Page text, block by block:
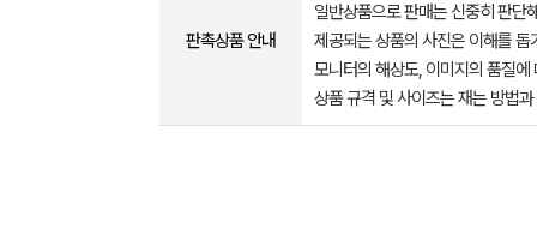
판촉상품 안내
일반상품으로 판매는 신중히 판단
제공되는 상품의 사진은 이해를
모니터의 해상도, 이미지의 품질
상품 규격 및 사이즈는 재는 방법